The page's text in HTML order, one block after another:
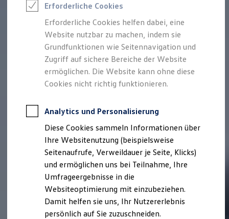
Elektroauto Leasing
Kleinwagen-Leasing
Leasing ohne Anzahlung
Finanzierung
Autokredit mit Schlussrate
Versicherungen und Garantien
Kfz-Versicherung
Restschuldversicherungen
Garantien
Professional Class bei Volkswagen
Behörden
Direktkunden
Sonderfahrzeuge
Anpfiff zum Gewinn
Elektromobilität
Elektroautos
ID. Tutorials
Elektrofahrzeugkonzepte
ID. EVERY1
Reichweite
Erforderliche Cookies
Erforderliche Cookies helfen dabei, eine
Website nutzbar zu machen, indem sie
Grundfunktionen wie Seitennavigation und
Zugriff auf sichere Bereiche der Website
ermöglichen. Die Website kann ohne diese
Cookies nicht richtig funktionieren.
Analytics und Personalisierung
Diese Cookies sammeln Informationen über
Ihre Websitenutzung (beispielsweise
Seitenaufrufe, Verweildauer je Seite, Klicks)
und ermöglichen uns bei Teilnahme, Ihre
Umfrageergebnisse in die
Websiteoptimierung mit einzubeziehen.
Damit helfen sie uns, Ihr Nutzererlebnis
persönlich auf Sie zuzuschneiden.